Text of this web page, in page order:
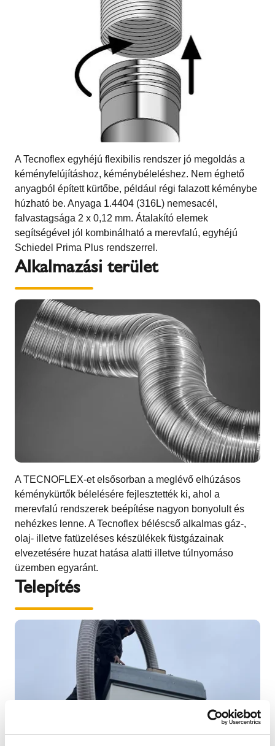
A Tecnoflex egyhéjú flexibilis rendszer jó megoldás a
kéményfelújításhoz, kéménybéleléshez. Nem éghető
anyagból épített kürtőbe, például régi falazott kéménybe
húzható be. Anyaga 1.4404 (316L) nemesacél,
falvastagsága 2 x 0,12 mm. Átalakító elemek
segítségével jól kombinálható a merevfalú, egyhéjú
Schiedel Prima Plus rendszerrel.
Alkalmazási terület
A TECNOFLEX-et elsősorban a meglévő elhúzásos
kéménykürtők bélelésére fejlesztették ki, ahol a
merevfalú rendszerek beépítése nagyon bonyolult és
nehézkes lenne. A Tecnoflex béléscső alkalmas gáz-,
olaj- illetve fatüzeléses készülékek füstgázainak
elvezetésére huzat hatása alatti illetve túlnyomáso
üzemben egyaránt.
Telepítés